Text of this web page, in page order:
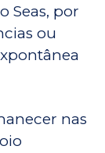
Seas, por
ou
nas